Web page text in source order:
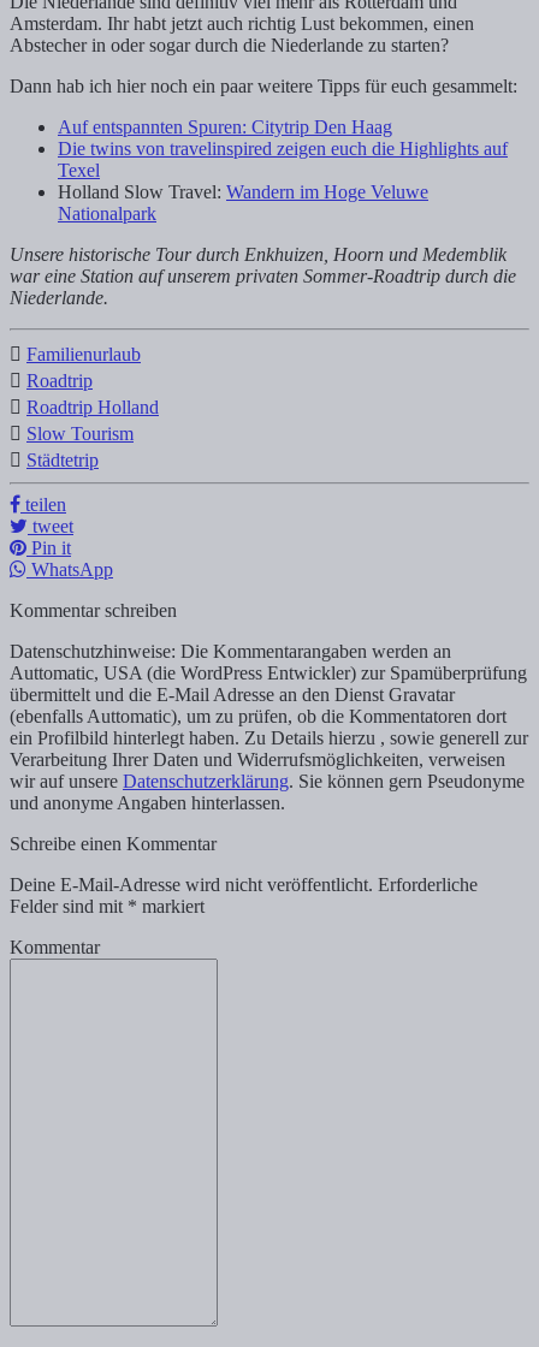
Amsterdam. Ihr habt jetzt auch richtig Lust bekommen, einen
Abstecher in oder sogar durch die Niederlande zu starten?
Dann hab ich hier noch ein paar weitere Tipps für euch gesammelt:
Auf entspannten Spuren: Citytrip Den Haag
Die twins von travelinspired zeigen euch die Highlights auf
Texel
Holland Slow Travel: Wandern im Hoge Veluwe
Nationalpark
Unsere historische Tour durch Enkhuizen, Hoorn und Medemblik
war eine Station auf unserem privaten Sommer-Roadtrip durch die
Niederlande.
Familienurlaub
Roadtrip
Roadtrip Holland
Slow Tourism
Städtetrip
teilen
tweet
Pin it
WhatsApp
Kommentar schreiben
Datenschutzhinweise: Die Kommentarangaben werden an
Auttomatic, USA (die WordPress Entwickler) zur Spamüberprüfung
übermittelt und die E-Mail Adresse an den Dienst Gravatar
(ebenfalls Auttomatic), um zu prüfen, ob die Kommentatoren dort
ein Profilbild hinterlegt haben. Zu Details hierzu , sowie generell zur
Verarbeitung Ihrer Daten und Widerrufsmöglichkeiten, verweisen
wir auf unsere Datenschutzerklärung. Sie können gern Pseudonyme
und anonyme Angaben hinterlassen.
Schreibe einen Kommentar
Deine E-Mail-Adresse wird nicht veröffentlicht. Erforderliche
Felder sind mit * markiert
Kommentar